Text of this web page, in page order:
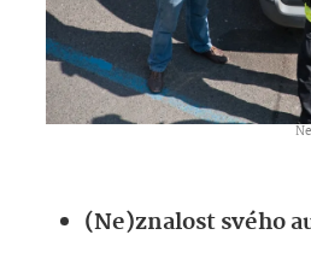
(Ne)znalost svého